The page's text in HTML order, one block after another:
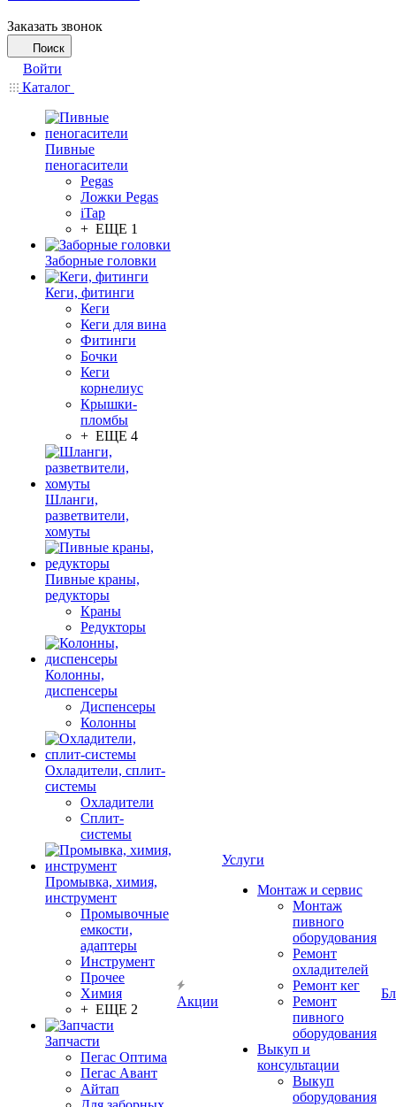
Заказать звонок
Поиск
Войти
Каталог
Пивные
пеногасители
Pegas
Ложки Pegas
iTap
+ ЕЩЕ 1
Заборные головки
Кеги, фитинги
Кеги
Кеги для вина
Фитинги
Бочки
Кеги
корнелиус
Крышки-
пломбы
+ ЕЩЕ 4
Шланги,
разветвители,
хомуты
Пивные краны,
редукторы
Краны
Редукторы
Колонны,
диспенсеры
Диспенсеры
Колонны
Охладители, сплит-
системы
Охладители
Сплит-
системы
Промывка, химия,
инструмент
Промывочные
емкости,
адаптеры
Инструмент
Прочее
Химия
+ ЕЩЕ 2
Запчасти
Пегас Оптима
Пегас Авант
Айтап
Акции
Услуги
Монтаж и сервис
Монтаж
пивного
оборудования
Ремонт
охладителей
Ремонт кег
Ремонт
пивного
оборудования
Выкуп и
консультации
Выкуп
оборудования